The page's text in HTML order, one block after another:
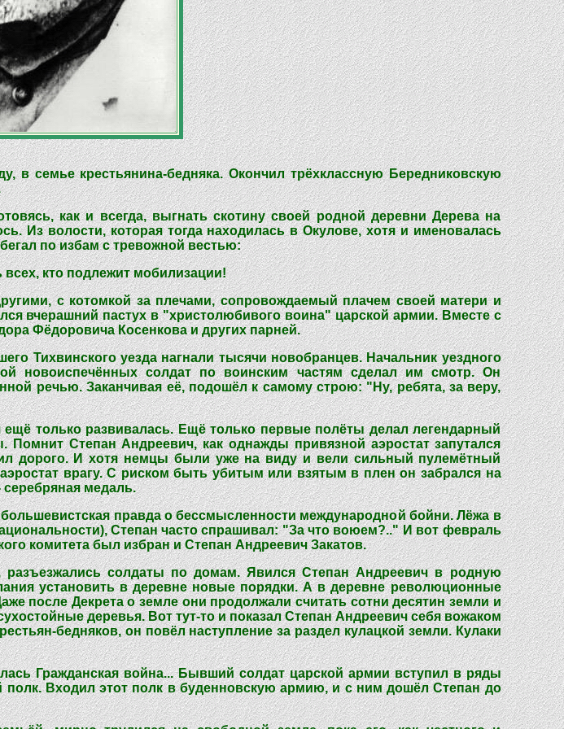
в семье крестьянина-бедняка. Окончил трёхклассную Бередниковскую
как и всегда, выгнать скотину своей родной деревни Дерева на
Из волости, которая тогда находилась в Окулове, хотя и именовалась
по избам с тревожной вестью:
кто подлежит мобилизации!
с котомкой за плечами, сопровождаемый плачем своей матери и
вчерашний пастух в "христолюбивого воина" царской армии. Вместе с
Фёдоровича Косенкова и других парней.
Тихвинского уезда нагнали тысячи новобранцев. Начальник уездного
новоиспечённых солдат по воинским частям сделал им смотр. Он
речью. Заканчивая её, подошёл к самому строю: "Ну, ребята, за веру,
только развивалась. Ещё только первые полёты делал легендарный
Степан Андреевич, как однажды привязной аэростат запутался
дорого. И хотя немцы были уже на виду и вели сильный пулемётный
врагу. С риском быть убитым или взятым в плен он забрался на
медаль.
правда о бессмысленности международной бойни. Лёжа в
Степан часто спрашивал: "За что воюем?.." И вот февраль
комитета был избран и Степан Андреевич Закатов.
разъезжались солдаты по домам. Явился Степан Андреевич в родную
установить в деревне новые порядки. А в деревне революционные
после Декрета о земле они продолжали считать сотни десятин земли и
деревья. Вот тут-то и показал Степан Андреевич себя вожаком
бедняков, он повёл наступление за раздел кулацкой земли. Кулаки
Гражданская война... Бывший солдат царской армии вступил в ряды
Входил этот полк в буденновскую армию, и с ним дошёл Степан до